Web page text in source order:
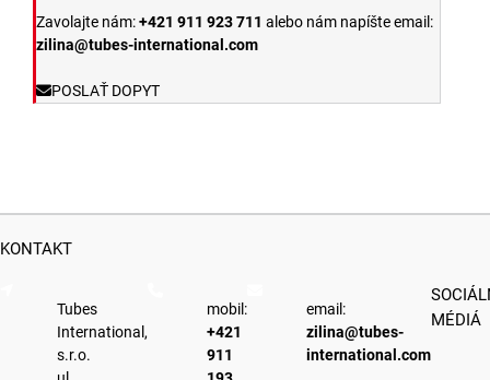
Zavolajte nám:+421 911 923 711 alebo nám napíšte email:
zilina@tubes-international.com
POSLAŤ DOPYT
KONTAKT
Tubes
International,
s.r.o.
mobil:
+421
911
email:
zilina@tubes-
international.com
MÉDIÁ